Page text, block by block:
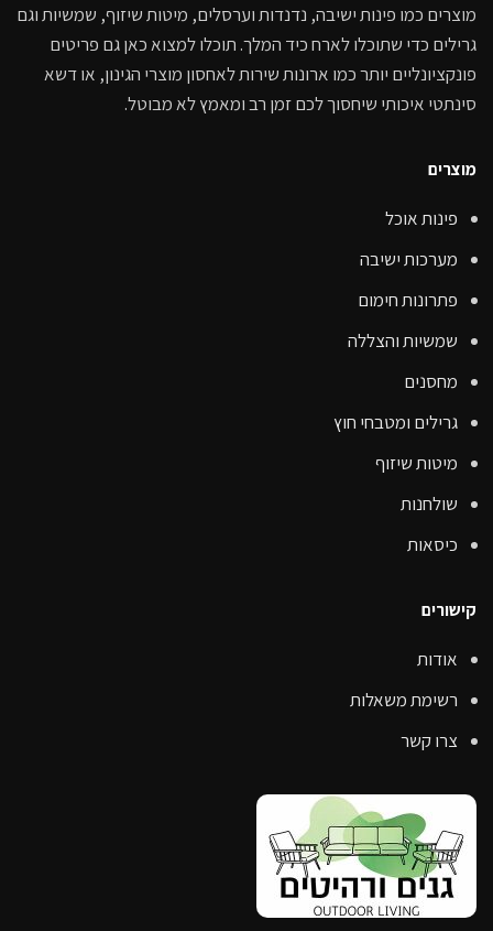
מוצרים כמו פינות ישיבה, נדנדות וערסלים, מיטות שיזוף, שמשיות וגם
גרילים כדי שתוכלו לארח כיד המלך. תוכלו למצוא כאן גם פריטים
פונקציונליים יותר כמו ארונות שירות לאחסון מוצרי הגינון, או דשא
סינתטי איכותי שיחסוך לכם זמן רב ומאמץ לא מבוטל.
מוצרים
פינות אוכל
מערכות ישיבה
פתרונות חימום
שמשיות והצללה
מחסנים
גרילים ומטבחי חוץ
מיטות שיזוף
שולחנות
כיסאות
קישורים
אודות
רשימת משאלות
צרו קשר